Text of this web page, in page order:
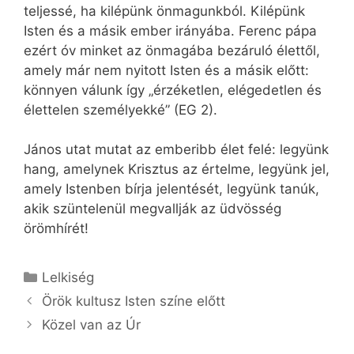
teljessé, ha kilépünk önmagunkból. Kilépünk
Isten és a másik ember irányába. Ferenc pápa
ezért óv minket az önmagába bezáruló élettől,
amely már nem nyitott Isten és a másik előtt:
könnyen válunk így „érzéketlen, elégedetlen és
élettelen személyekké” (EG 2).
János utat mutat az emberibb élet felé: legyünk
hang, amelynek Krisztus az értelme, legyünk jel,
amely Istenben bírja jelentését, legyünk tanúk,
akik szüntelenül megvallják az üdvösség
örömhírét!
Kategória
Lelkiség
Örök kultusz Isten színe előtt
Közel van az Úr